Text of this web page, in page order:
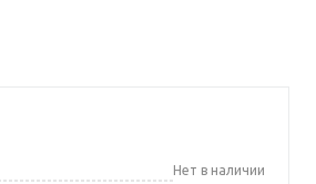
Нет в наличии